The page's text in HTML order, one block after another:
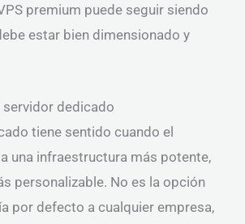
premium puede seguir siendo
estar bien dimensionado y
servidor dedicado
tiene sentido cuando el
una infraestructura más potente,
personalizable. No es la opción
por defecto a cualquier empresa,